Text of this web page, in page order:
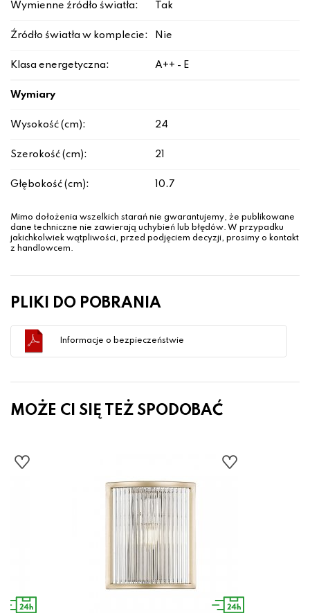
Wymienne źródło światła: Tak
Źródło światła w komplecie: Nie
Klasa energetyczna: A++ - E
Wymiary
Wysokość (cm): 24
Szerokość (cm): 21
Głębokość (cm): 10.7
Mimo dołożenia wszelkich starań nie gwarantujemy, że publikowane
dane techniczne nie zawierają uchybień lub błędów. W przypadku
jakichkolwiek wątpliwości, przed podjęciem decyzji, prosimy o kontakt
z handlowcem.
PLIKI DO POBRANIA
Informacje o bezpieczeństwie
MOŻE CI SIĘ TEŻ SPODOBAĆ